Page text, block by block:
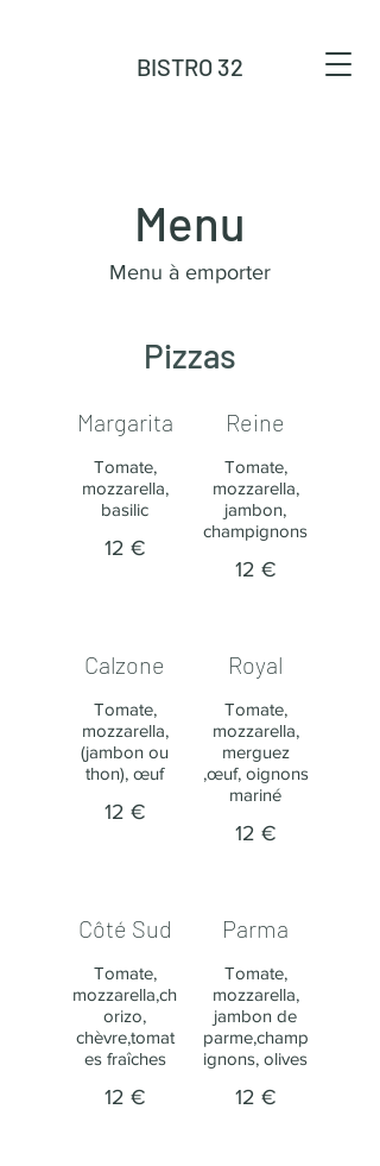
BISTRO 32
Menu
Menu à emporter
Pizzas
Margarita
Tomate,
mozzarella,
basilic
12 €
Reine
Tomate,
mozzarella,
jambon,
champignons
12 €
Calzone
Tomate,
mozzarella,
(jambon ou
thon), œuf
12 €
Royal
Tomate,
mozzarella,
merguez
,œuf, oignons
mariné
12 €
Côté Sud
Tomate,
mozzarella,ch
orizo,
chèvre,tomat
es fraîches
12 €
Parma
Tomate,
mozzarella,
jambon de
parme,champ
ignons, olives
12 €